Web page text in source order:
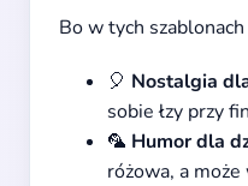
Bo w tych
🎈 Nostalgia
sobie łzy przy
🦜 Humor dla
różowa, a